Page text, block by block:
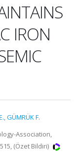
IRON
,GÜMRÜK F.
Association,
(Özet Bildiri)